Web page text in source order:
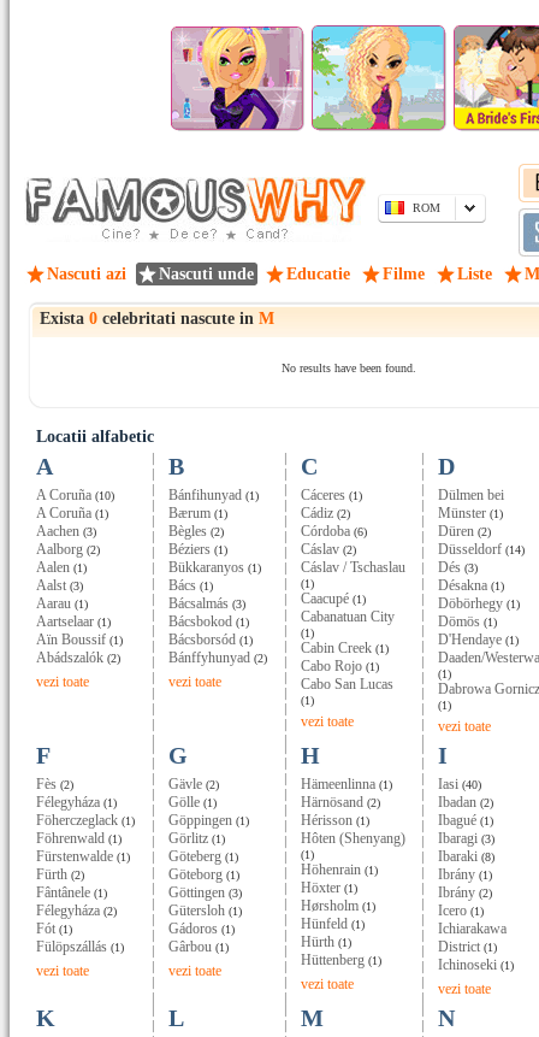
ROM
Nascuti azi Nascuti unde Educatie Filme Liste
Exista 0 celebritati nascute in M
No results have been found.
Locatii alfabetic
A
A Coruña (10)
A Coruña (1)
Aachen (3)
Aalborg (2)
Aalen (1)
Aalst (3)
Aarau (1)
Aartselaar (1)
Aïn Boussif (1)
Abádszalók (2)
vezi toate
B
Bánfihunyad (1)
Bærum (1)
Bègles (2)
Béziers (1)
Bükkaranyos (1)
Bács (1)
Bácsalmás (3)
Bácsbokod (1)
Bácsborsód (1)
Bánffyhunyad (2)
vezi toate
C
Cáceres (1)
Cádiz (2)
Córdoba (6)
Cáslav (2)
Cáslav / Tschaslau
(1)
Caacupé (1)
Cabanatuan City
(1)
Cabin Creek (1)
Cabo Rojo (1)
Cabo San Lucas
(1)
vezi toate
D
Dülmen bei
Münster (1)
Düren (2)
Düsseldorf (14)
Dés (3)
Désakna (1)
Döbörhegy (1)
Dömös (1)
D'Hendaye (1)
Daaden/
(1)
Dabrowa
(1)
vezi toate
F
Fès (2)
Félegyháza (1)
Föherczeglack (1)
Föhrenwald (1)
Fürstenwalde (1)
Fürth (2)
Fântânele (1)
Félegyháza (2)
Fót (1)
Fülöpszállás (1)
vezi toate
G
Gävle (2)
Gölle (1)
Göppingen (1)
Görlitz (1)
Göteberg (1)
Göteborg (1)
Göttingen (3)
Gütersloh (1)
Gádoros (1)
Gârbou (1)
vezi toate
H
Hämeenlinna (1)
Härnösand (2)
Hérisson (1)
Hôten (Shenyang)
(1)
Höhenrain (1)
Höxter (1)
Hørsholm (1)
Hünfeld (1)
Hürth (1)
Hüttenberg (1)
vezi toate
I
Iasi (40)
Ibadan (2)
Ibagué (1)
Ibaragi (3)
Ibaraki (8)
Ibrány (1)
Ibrány (2)
Icero (1)
Ichiarakawa
District (1)
Ichinoseki (1)
vezi toate
K L M N